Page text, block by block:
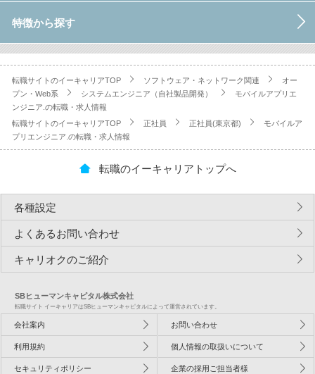
特徴から探す
転職サイトのイーキャリアTOP ソフトウェア・ネットワーク関連
オー
プン・Web系
システムエンジニア（自社製品開発）
モバイルアプリエ
ンジニア.の転職・求人情報
転職サイトのイーキャリアTOP
正社員 正社員(東京都)
モバイルア
プリエンジニア.の転職・求人情報
転職のイーキャリアトップへ
各種設定
よくあるお問い合わせ
キャリオクのご紹介
SBヒューマンキャピタル株式会社
転職サイト イーキャリアはSBヒューマンキャピタルによって運営されています。
会社案内 お問い合わせ
利用規約 個人情報の取扱いについて
セキュリティポリシー 企業の採用ご担当者様